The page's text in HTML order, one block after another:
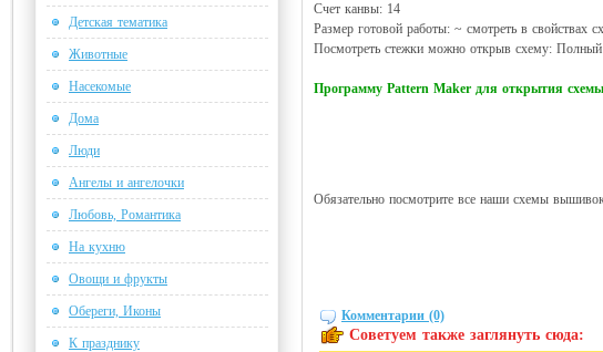
Детская тематика
Животные
Насекомые
Дома
Люди
Ангелы и ангелочки
Любовь, Романтика
На кухню
Овощи и фрукты
Обереги, Иконы
К празднику
Счет канвы: 14
Размер готовой работы: ~ смотреть в свойствах
Посмотреть стежки можно открыв схему: Полный
Программу Pattern Maker для открытия
Обязательно посмотрите все наши схемы
Комментарии (0)
Советуем также заглянуть сюда: